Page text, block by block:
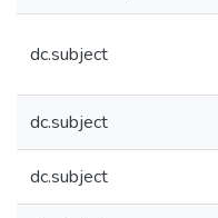
dc.subject
dc.subject
dc.subject